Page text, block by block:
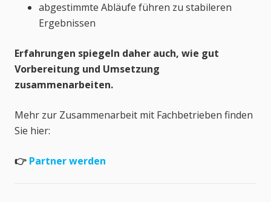
abgestimmte Abläufe führen zu stabileren
Ergebnissen
Erfahrungen spiegeln daher auch, wie gut
Vorbereitung und Umsetzung
zusammenarbeiten.
Mehr zur Zusammenarbeit mit Fachbetrieben finden
Sie hier:
👉 Partner werden